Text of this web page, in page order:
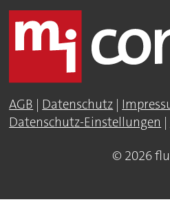
AGB | Datenschutz |
Datenschutz-Einstellungen |
© 2026